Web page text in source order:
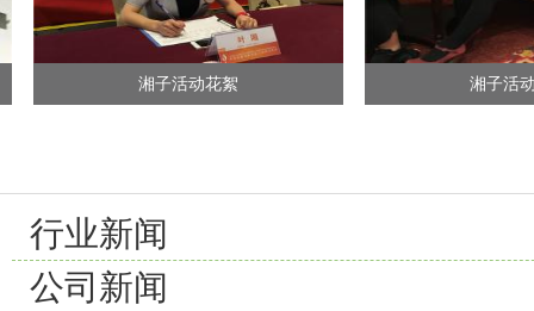
湘子活动花絮 湘子活动花絮
行业新闻
公司新闻